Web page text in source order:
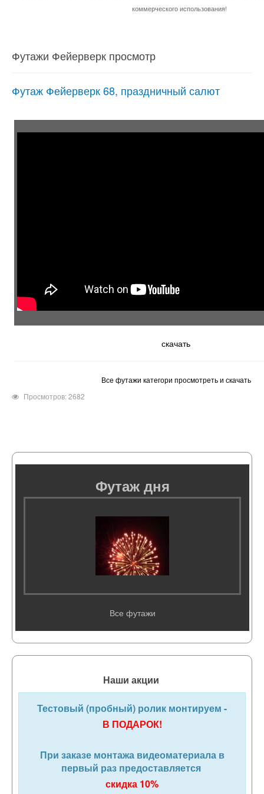
коммерческого использования!
Футажи Фейерверк просмотр
Футаж Фейерверк 68, праздничный салют
скачать
Все футажи категори просмотреть и скачать
Просмотров: 2682
Футаж дня
Все футажи
Наши акции
Тестовый (пробный) ролик монтируем -
В ПОДАРОК!
При заказе монтажа видеоматериала в
первый раз предоставляется
скидка 10%